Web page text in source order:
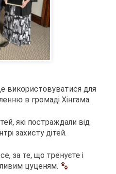
використовуватися для
в громаді Хінгама.
які постраждали від
захисту дітей.
за те, що тренуєте і
цуценям.